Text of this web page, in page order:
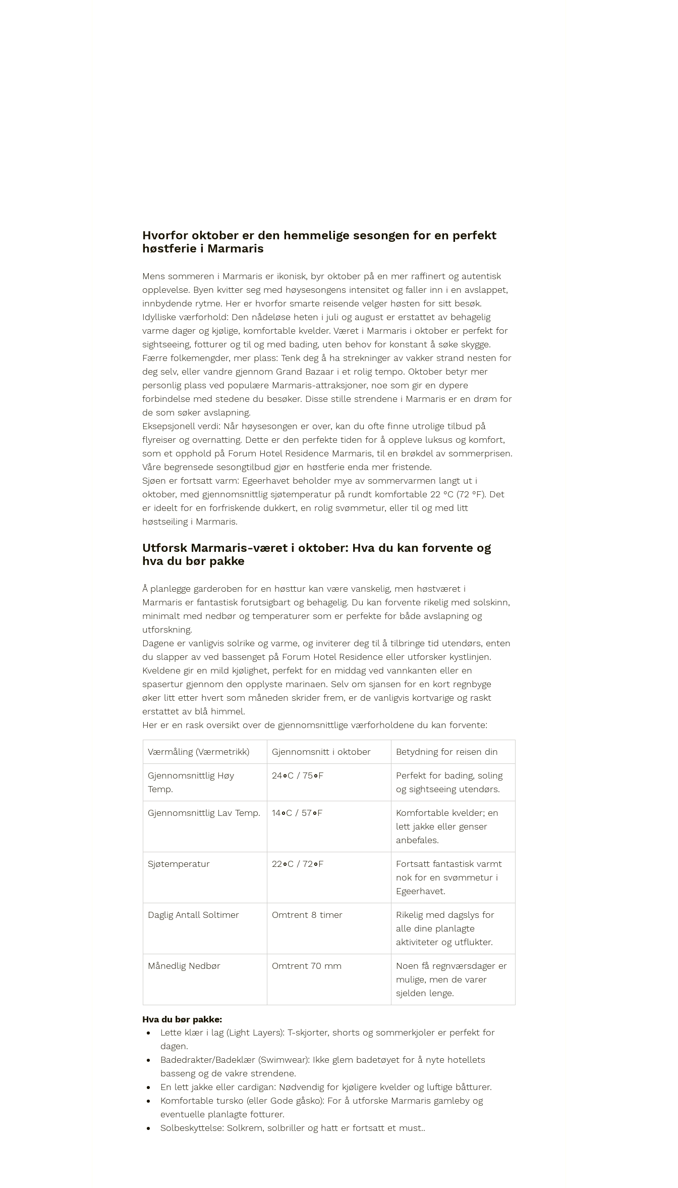
Hvorfor oktober er den hemmelige sesongen for en perfekt
høstferie i Marmaris
Mens sommeren i Marmaris er ikonisk, byr oktober på en mer raffinert og autentisk
opplevelse. Byen kvitter seg med høysesongens intensitet og faller inn i en avslappet,
innbydende rytme. Her er hvorfor smarte reisende velger høsten for sitt besøk.
Idylliske værforhold: Den nådeløse heten i juli og august er erstattet av behagelig
varme dager og kjølige, komfortable kvelder. Været i Marmaris i oktober er perfekt for
sightseeing, fotturer og til og med bading, uten behov for konstant å søke skygge.
Færre folkemengder, mer plass: Tenk deg å ha strekninger av vakker strand nesten for
deg selv, eller vandre gjennom Grand Bazaar i et rolig tempo. Oktober betyr mer
personlig plass ved populære Marmaris-attraksjoner, noe som gir en dypere
forbindelse med stedene du besøker. Disse stille strendene i Marmaris er en drøm for
de som søker avslapning.
Eksepsjonell verdi: Når høysesongen er over, kan du ofte finne utrolige tilbud på
flyreiser og overnatting. Dette er den perfekte tiden for å oppleve luksus og komfort,
som et opphold på Forum Hotel Residence Marmaris, til en brøkdel av sommerprisen.
Våre begrensede sesongtilbud gjør en høstferie enda mer fristende.
Sjøen er fortsatt varm: Egeerhavet beholder mye av sommervarmen langt ut i
oktober, med gjennomsnittlig sjøtemperatur på rundt komfortable 22 °C (72 °F). Det
er ideelt for en forfriskende dukkert, en rolig svømmetur, eller til og med litt
høstseiling i Marmaris.
Utforsk Marmaris-været i oktober: Hva du kan forvente og
hva du bør pakke
Å planlegge garderoben for en høsttur kan være vanskelig, men høstværet i
Marmaris er fantastisk forutsigbart og behagelig. Du kan forvente rikelig med solskinn,
minimalt med nedbør og temperaturer som er perfekte for både avslapning og
utforskning.
Dagene er vanligvis solrike og varme, og inviterer deg til å tilbringe tid utendørs, enten
du slapper av ved bassenget på Forum Hotel Residence eller utforsker kystlinjen.
Kveldene gir en mild kjølighet, perfekt for en middag ved vannkanten eller en
spasertur gjennom den opplyste marinaen. Selv om sjansen for en kort regnbyge
øker litt etter hvert som måneden skrider frem, er de vanligvis kortvarige og raskt
erstattet av blå himmel.
Her er en rask oversikt over de gjennomsnittlige værforholdene du kan forvente:
Værmåling (Værmetrikk) Gjennomsnitt i oktober Betydning for reisen din
Gjennomsnittlig Høy
Temp.
24∘C / 75∘F
Perfekt for bading, soling
og sightseeing utendørs.
Gjennomsnittlig Lav Temp. 14∘C / 57∘F
Komfortable kvelder; en
lett jakke eller genser
anbefales.
Sjøtemperatur 22∘C / 72∘F
Fortsatt fantastisk varmt
nok for en svømmetur i
Egeerhavet.
Daglig Antall Soltimer Omtrent 8 timer
Rikelig med dagslys for
alle dine planlagte
aktiviteter og utflukter.
Månedlig Nedbør Omtrent 70 mm
Noen få regnværsdager er
mulige, men de varer
sjelden lenge.
Hva du bør pakke:
Lette klær i lag (Light Layers): T-skjorter, shorts og sommerkjoler er perfekt for
dagen.
Badedrakter/Badeklær (Swimwear): Ikke glem badetøyet for å nyte hotellets
basseng og de vakre strendene.
En lett jakke eller cardigan: Nødvendig for kjøligere kvelder og luftige båtturer.
Komfortable tursko (eller Gode gåsko): For å utforske Marmaris gamleby og
eventuelle planlagte fotturer.
Solbeskyttelse: Solkrem, solbriller og hatt er fortsatt et must..